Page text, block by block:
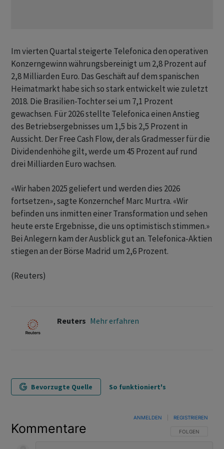
Im vierten Quartal steigerte Telefonica den operativen
Konzerngewinn währungsbereinigt um 2,8 Prozent auf
2,8 Milliarden ‌Euro. Das Geschäft auf dem spanischen
Heimatmarkt habe sich so stark entwickelt wie zuletzt
2018. Die Brasilien-Tochter sei um 7,1 Prozent
gewachsen. Für 2026 stellte Telefonica ​einen Anstieg ​
des Betriebsergebnisses um 1,5 bis ⁠2,5 Prozent in
Aussicht. Der Free Cash Flow, ​der als Gradmesser für die
⁠Dividendenhöhe gilt, werde um 45 Prozent auf rund
drei Milliarden Euro ‌wachsen.
«Wir haben 2025 geliefert und werden dies 2026
fortsetzen», sagte Konzernchef Marc Murtra. «Wir
befinden uns inmitten einer Transformation und sehen
heute ‌erste Ergebnisse, die uns optimistisch stimmen.»
Bei Anlegern kam der ​Ausblick gut an. Telefonica-Aktien
stiegen an der Börse Madrid um 2,6 Prozent.
(Reuters)
Reuters Mehr erfahren
Bevorzugte Quelle So funktioniert's
Kommentare FOLGE DIESER
FOLGEN
ANMELDEN REGISTRIEREN